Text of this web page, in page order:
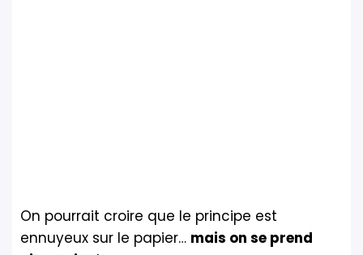
On pourrait croire que le principe est
ennuyeux sur le papier… mais on se prend